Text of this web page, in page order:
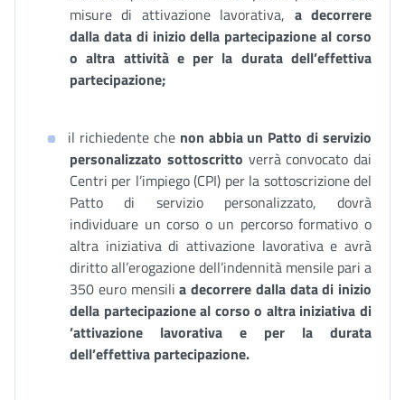
misure di attivazione lavorativa, a decorrere
dalla data di inizio della partecipazione al corso
o altra attività e per la durata dell’effettiva
partecipazione;
il richiedente chenon abbia un Patto di servizio
personalizzato sottoscritto verrà convocato dai
Centri per l’impiego (CPI) per la sottoscrizione del
Patto di servizio personalizzato, dovrà
individuare un corso o un percorso formativo o
altra iniziativa di attivazione lavorativa e avrà
diritto all’erogazione dell’indennità mensile pari a
350 euro mensili a decorrere dalla data di inizio
della partecipazione al corso o altra iniziativa di
’attivazione lavorativa e per la durata
dell’effettiva partecipazione.